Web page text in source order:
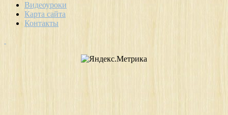
Видеоуроки
Карта сайта
Контакты